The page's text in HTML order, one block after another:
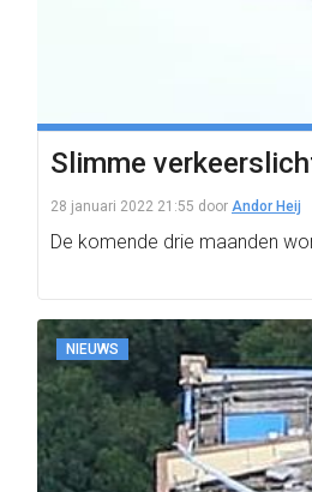
Slimme
28 januari 2022 21:55 door Andor Heij
De komende drie maanden
NIEUWS